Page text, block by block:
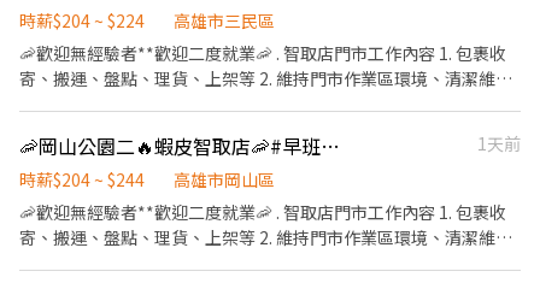
號1樓 前鎮佛公 - 智取店 高雄市前鎮區佛公路102號1樓 前鎮瑞隆 -
智取店 高雄市前鎮區瑞隆路590號1樓 前鎮一心 - 智取店 高雄市前
鎮區一心二路55號1樓 前鎮中平 - 智取店 高雄市前鎮區中平路96號1
樓 前鎮正勤 - 智取店 高雄市前鎮區正勤路67號1樓
主管指派工作內容並機動性協助 - 🧡早班時薪 $204 (基本時薪 $196
+ 智取店津貼 $8) . 🩶晚班時薪 $224 (基本時薪 $196 + 智取店晚班津
貼 $28) - 🔔 主管排班❗️一週 2～5天班 🔔 無法固定休六日，輪流畫休
作時間｜早班】 07:00-12:00 (由主管依照門市需求安排2-5小時) (可
彈性調整上班時間，最晚至8:30-13:30) - 【🕐 工作時間｜晚班】
｜無需任何費用｜快速安排 🌙 https://lin.ee/lJ1Nz7C ✅ 加入後請
傳送「職缺截圖」唷！
時薪$204 ~ $224
高雄市三民區
🦐歡迎無經驗者**歡迎二度就業🦐 . 智取店門市工作內容 1. 包裹收
寄、搬運、盤點、理貨、上架等 2. 維持門市作業區環境、清潔維護
作門店會分在1-3間門市排班 (多數區域為2間以內) 4. 須配合蝦皮店
到店工作內容調整 5. 偶爾須配合鄰近有人店門市支援 . 班別 🟢早班
時間：07:00-12:00 🔺早班彈性7:00-8:30間可到班🔺 🟢晚班時薪：
17:30-22:30 ▶時間都有可能會因貨物量多與少做調整 . 薪資待遇 ▶
🦐岡山公園二🔥蝦皮智取店🦐#早班時薪 #晚班時薪 #完整教育訓練
1天前
時薪$204 ~ $244
高雄市岡山區
🦐歡迎無經驗者**歡迎二度就業🦐 . 智取店門市工作內容 1. 包裹收
寄、搬運、盤點、理貨、上架等 2. 維持門市作業區環境、清潔維護